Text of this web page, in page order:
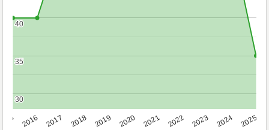
2016 2017 2018 2019 2020 2021 2022 2023 2024 2025
30
30
35
35
40
40